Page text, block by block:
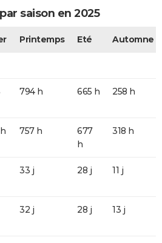
saison en 2025
Printemps Eté Automne
794 h 665 h 258 h
757 h
677
h
318 h
33 j 28 j 11 j
32 j 28 j 13 j